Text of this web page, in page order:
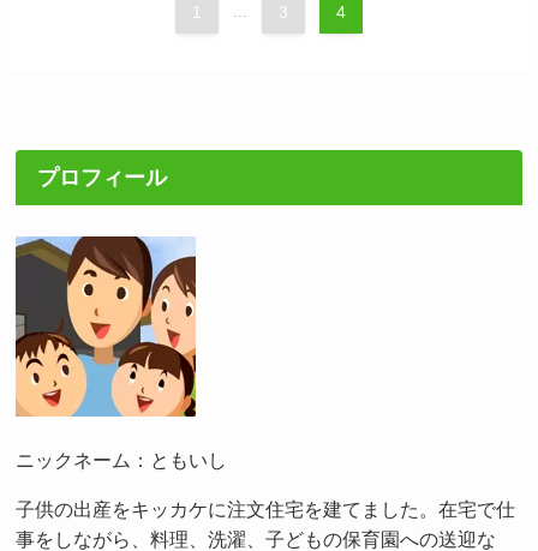
1 3 4
プロフィール
ニックネーム：ともいし
子供の出産をキッカケに注文住宅を建てました。在宅で仕
事をしながら、料理、洗濯、子どもの保育園への送迎な